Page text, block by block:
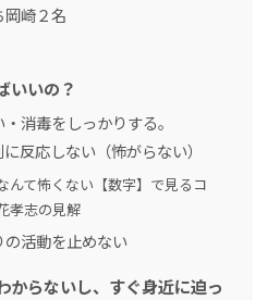
崎２名
いいの？
消毒をしっかりする。
反応しない（怖がらない）
んて怖くない【数字】で見るコ
孝志の見解
活動を止めない
からないし、すぐ身近に迫っ